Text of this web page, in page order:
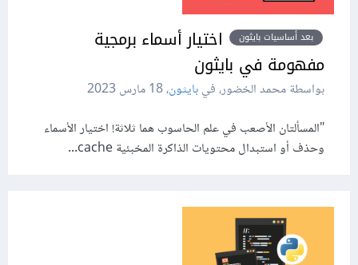
بعد أساسيات بايثون
اختيار أسماء برمجية
مفهومة في بايثون
بواسطة محمد الخضور، فيبايثون،18 مارس 2023
"المسألتان الأصعب في علم الحاسوب هما ثلاثة! اختيار الأسماء
وحذف أو استبدال محتويات الذاكرة المخبئية cache...